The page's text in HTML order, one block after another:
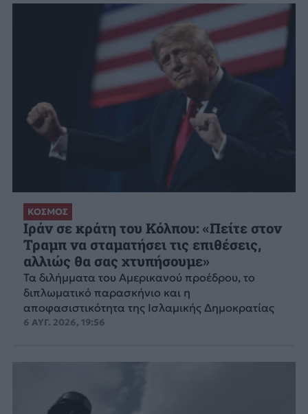
ΚΟΣΜΟΣ
Ιράν σε κράτη του Κόλπου: «Πείτε στον
Τραμπ να σταματήσει τις επιθέσεις,
αλλιώς θα σας χτυπήσουμε»
Τα διλήμματα του Αμερικανού προέδρου, το
διπλωματικό παρασκήνιο και η
αποφασιστικότητα της Ισλαμικής Δημοκρατίας
6 ΑΥΓ. 2026, 19:56